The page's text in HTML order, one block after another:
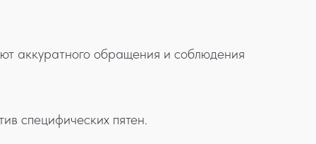
аккуратного обращения и соблюдения
специфических пятен.